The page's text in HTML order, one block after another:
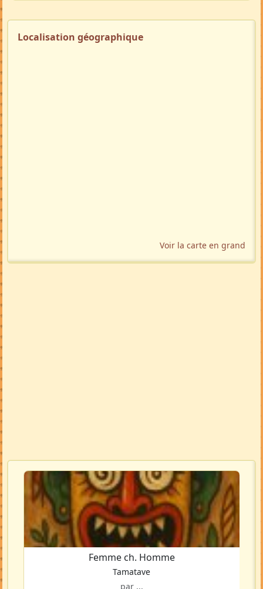
Localisation géographique
Voir la carte en grand
Femme ch. Homme
Tamatave
par ...